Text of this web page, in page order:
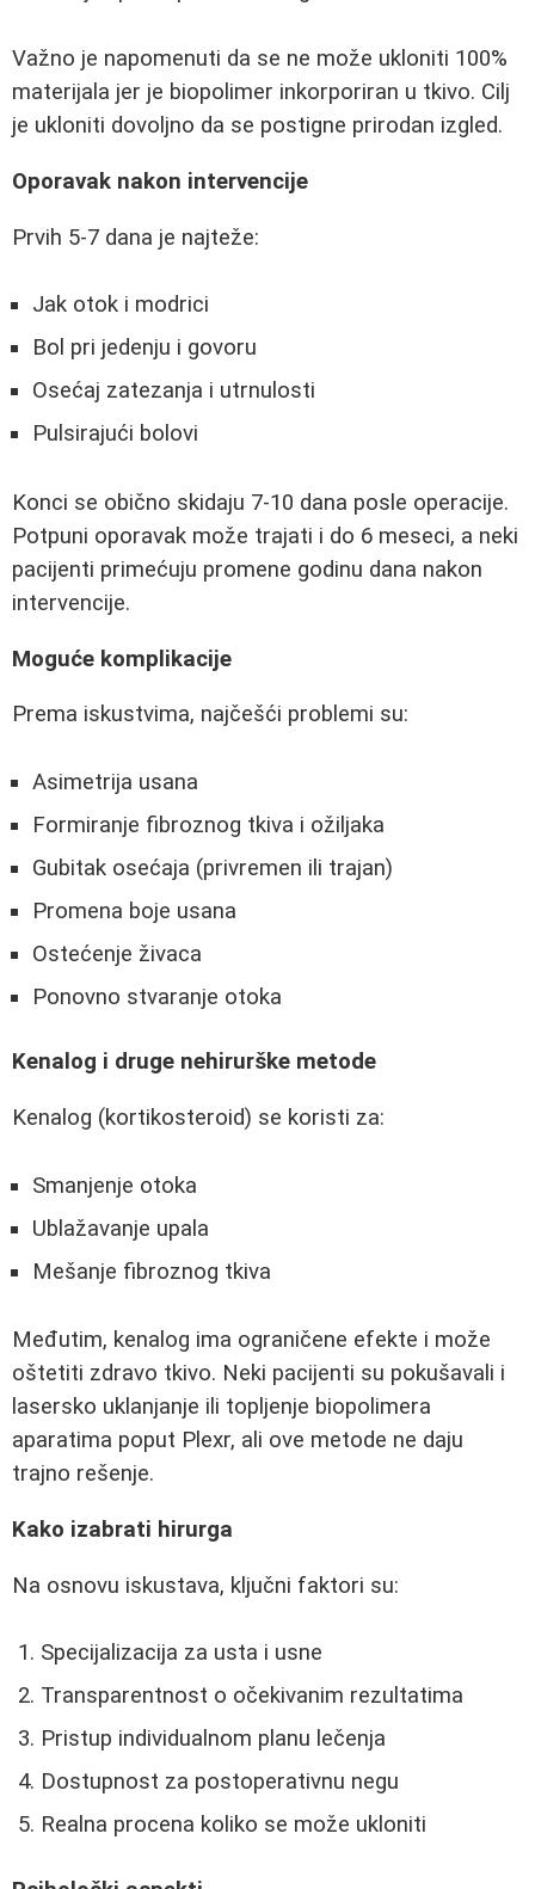
Važno je napomenuti da se ne može ukloniti 100%
materijala jer je biopolimer inkorporiran u tkivo. Cilj
je ukloniti dovoljno da se postigne prirodan izgled.
Oporavak nakon intervencije
Prvih 5-7 dana je najteže:
Jak otok i modrici
Bol pri jedenju i govoru
Osećaj zatezanja i utrnulosti
Pulsirajući bolovi
Konci se obično skidaju 7-10 dana posle operacije.
Potpuni oporavak može trajati i do 6 meseci, a neki
pacijenti primećuju promene godinu dana nakon
intervencije.
Moguće komplikacije
Prema iskustvima, najčešći problemi su:
Asimetrija usana
Formiranje fibroznog tkiva i ožiljaka
Gubitak osećaja (privremen ili trajan)
Promena boje usana
Ostećenje živaca
Ponovno stvaranje otoka
Kenalog i druge nehirurške metode
Kenalog (kortikosteroid) se koristi za:
Smanjenje otoka
Ublažavanje upala
Mešanje fibroznog tkiva
Međutim, kenalog ima ograničene efekte i može
oštetiti zdravo tkivo. Neki pacijenti su pokušavali i
lasersko uklanjanje ili topljenje biopolimera
aparatima poput Plexr, ali ove metode ne daju
trajno rešenje.
Kako izabrati hirurga
Na osnovu iskustava, ključni faktori su:
Specijalizacija za usta i usne
Transparentnost o očekivanim rezultatima
Pristup individualnom planu lečenja
Dostupnost za postoperativnu negu
Realna procena koliko se može ukloniti